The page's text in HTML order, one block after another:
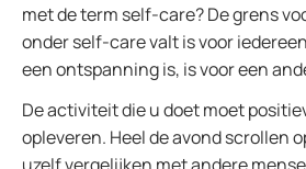
met de term self-care? De grens
onder self-care valt is voor
een ontspanning is, is voor een
De activiteit die u doet moet
opleveren. Heel de avond scrollen